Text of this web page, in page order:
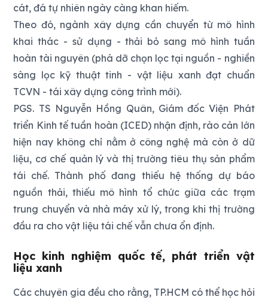
cát, đá tự nhiên ngày càng khan hiếm.
Theo đó, ngành xây dựng cần chuyển từ mô hình
khai thác - sử dụng - thải bỏ sang mô hình tuần
hoàn tài nguyên (phá dỡ chọn lọc tại nguồn - nghiền
sàng lọc kỹ thuật tinh - vật liệu xanh đạt chuẩn
TCVN - tái xây dựng công trình mới).
PGS. TS Nguyễn Hồng Quân, Giám đốc Viện Phát
triển Kinh tế tuần hoàn (ICED) nhận định, rào cản lớn
hiện nay không chỉ nằm ở công nghệ mà còn ở dữ
liệu, cơ chế quản lý và thị trường tiêu thụ sản phẩm
tái chế. Thành phố đang thiếu hệ thống dự báo
nguồn thải, thiếu mô hình tổ chức giữa các trạm
trung chuyển và nhà máy xử lý, trong khi thị trường
đầu ra cho vật liệu tái chế vẫn chưa ổn định.
Học kinh nghiệm quốc tế, phát triển vật
liệu xanh
Các chuyên gia đều cho rằng, TP.HCM có thể học hỏi